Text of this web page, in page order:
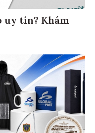
uy tín? Khám